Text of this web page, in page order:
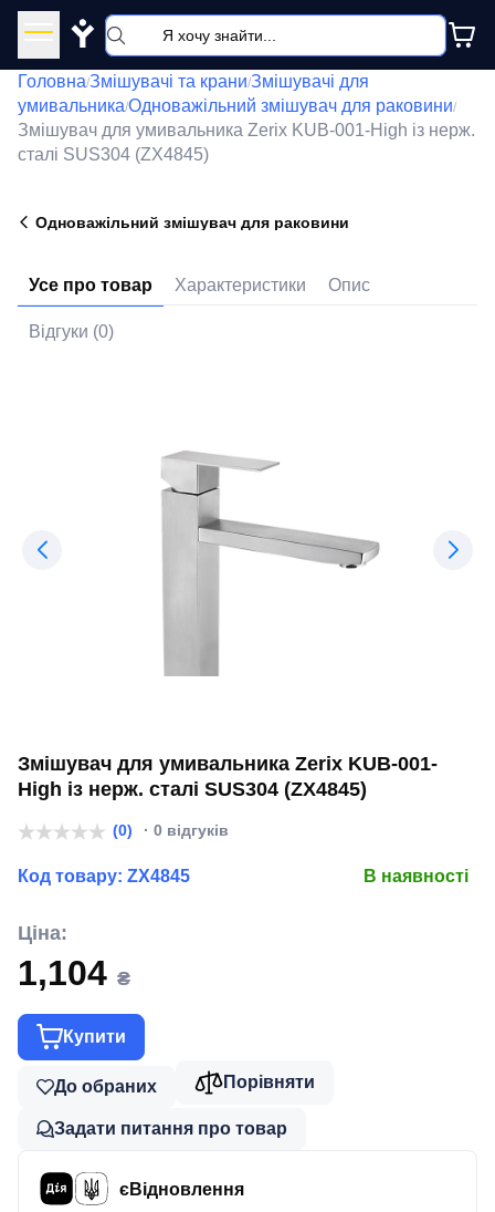
Y
Головна/Змішувачі та крани/Змішувачі для
умивальника/Одноважільний змішувач для раковини/
Змішувач для умивальника Zerix KUB-001-High із нерж.
сталі SUS304 (ZX4845)
Одноважільний змішувач для раковини
Усе про товар Характеристики Опис
Відгуки (0)
Змішувач для умивальника Zerix KUB-001-
High із нерж. сталі SUS304 (ZX4845)
(0) · 0 відгуків
Код товару: ZX4845 В наявності
Ціна:
1,104 ₴
Купити
До обраних Порівняти
Задати питання про товар
єВідновлення